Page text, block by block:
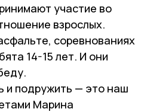
участие во
взрослых.
соревнованиях
14-15 лет. И они
и подружить — это наш
Марина